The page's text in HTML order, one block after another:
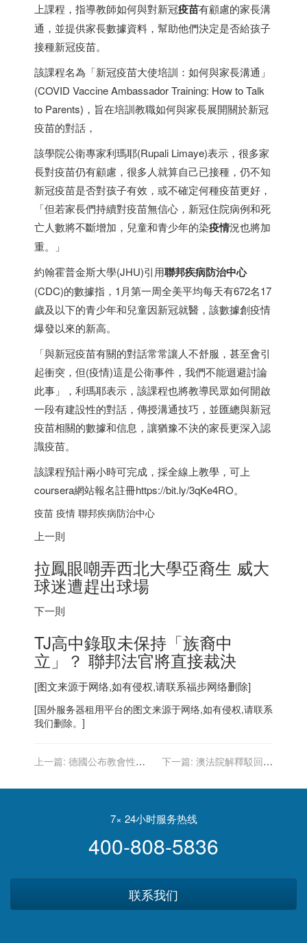
上課程，指導教師如何與對新冠疫苗有顧慮的家長溝
通，並提供家長數據資料，幫助他們決定是否給孩子
接種新冠疫苗。
該課程名為「新冠疫苗大使培訓：如何與家長溝通」
(COVID Vaccine Ambassador Training: How to Talk
to Parents)，旨在培訓教職如何與家長展開關於新冠
疫苗的對話，
該學院公衛專家利瑪耶(Rupali Limaye)表示，很多家
長對疫苗仍有顧慮，很多人就算自己已接種，仍不知
新冠疫苗是否對孩子有效，或不確定何種疫苗更好，
「但若家長們持續對疫苗無信心，新冠住院病例和死
亡人數將不斷增加，兒童和青少年的染疫情況也將加
重。」
約翰霍普金斯大學(JHU)引用聯邦疾病防治中心
(CDC)的數據指，1月第一周全美平均每天有672名17
歲及以下的青少年和兒童因新冠就醫，該數據創疫情
爆發以來的新高。
「與新冠疫苗有關的對話常常讓人不舒服，甚至會引
起衝突，但(疫情)這是公衛事件，我們不能迴避討論
此事」，利瑪耶表示，該課程也將教導民眾如何開啟
一段有建設性的對話，傳授溝通技巧，並匯總與新冠
疫苗相關的數據和信息，讓猶豫不決的家長更深入認
識疫苗。
該課程預計兩小時可完成，採全線上教學，可上
coursera網站報名註冊https://bit.ly/3qKe4RO。
疫苗 疫情 聯邦疾病防治中心
上一則
拉鳳眼嘲弄西北大學亞裔生 威大
球迷遭趕出球場
下一則
TJ高中錄取未保持「族裔中
立」？ 聯邦法官將直接裁決
[图文来源于网络,如有侵权,请联系福步网络删除]
[国外服务器租用平台的图文来源于网络,如有侵权,请联系
我们删除。]
上一篇: 德國公布教會性侵
行動
下一篇: 澳法院解釋駁回約
疫苗運動
7× 24小时服务热线
400-808-5836
联系我们